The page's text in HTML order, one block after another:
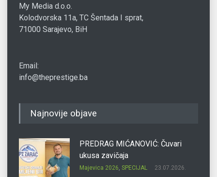
My Media d.o.o.
Kolodvorska 11a, TC Šentada I sprat,
71000 Sarajevo, BiH
Email:
info@theprestige.ba
Najnovije objave
PREDRAG MIĆANOVIĆ: Čuvari
ukusa zavičaja
Majevica 2026, SPECIJAL 23.07.2026.